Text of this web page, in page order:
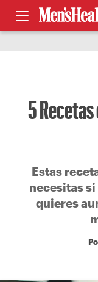
5
Estas
necesitas
quieres